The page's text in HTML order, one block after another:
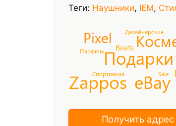
Теги: Наушники, IEM,
Zappos
Подарки
eBay
Pixel
Beats
Спортивная
Дизайнерские
Sale
Парфюм
Получить адрес